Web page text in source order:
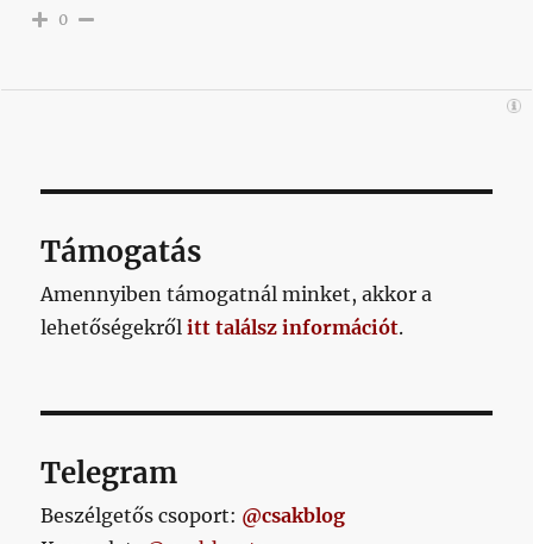
0
Támogatás
Amennyiben támogatnál minket, akkor a
lehetőségekrőlitt találsz információt.
Telegram
Beszélgetős csoport: @csakblog